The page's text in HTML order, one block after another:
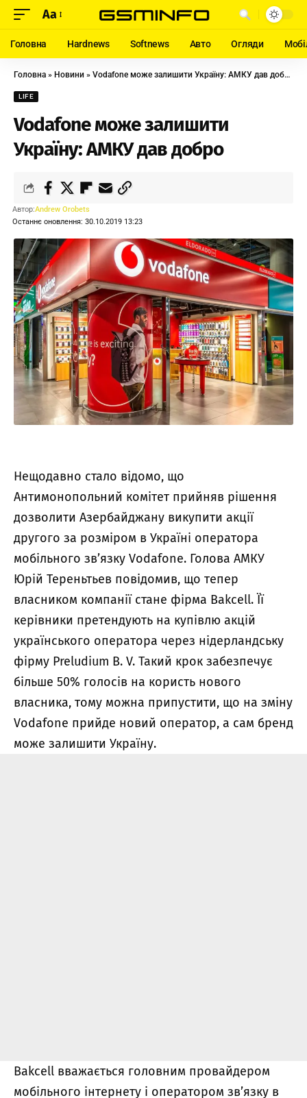
Aa
Головна Hardnews Softnews Авто Огляди
Головна » Новини » Vodafone може залишити Україну: АМКУ дав добро
LIFE
Vodafone може залишити
Україну: АМКУ дав добро
Останнє оновлення: 30.10.2019 13:23
Автор:Andrew Orobets
Нещодавно стало відомо, що
Антимонопольний комітет прийняв рішення
дозволити Азербайджану викупити акції
другого за розміром в Україні оператора
мобільного зв’язку Vodafone. Голова АМКУ
Юрій Тереньтьев повідомив, що тепер
власником компанії стане фірма Bakcell. Її
керівники претендують на купівлю акцій
українського оператора через нідерландську
фірму Preludium B. V. Такий крок забезпечує
більше 50% голосів на користь нового
власника, тому можна припустити, що на зміну
Vodafone прийде новий оператор, а сам бренд
може залишити Україну.
Bakcell вважається головним провайдером
мобільного інтернету і оператором зв’язку в